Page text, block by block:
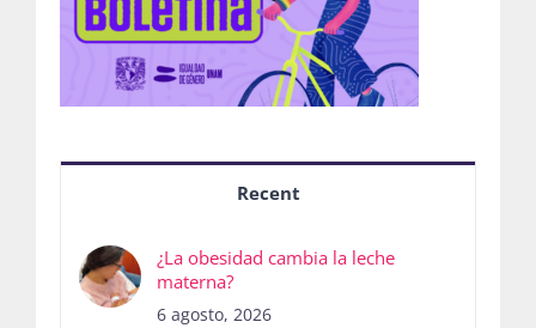
Recent
¿La obesidad cambia la leche
materna?
6 agosto, 2026